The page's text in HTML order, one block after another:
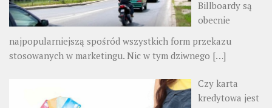
Billboardy są
obecnie
najpopularniejszą spośród wszystkich form przekazu
stosowanych w marketingu. Nic w tym dziwnego […]
Czy karta
kredytowa jest